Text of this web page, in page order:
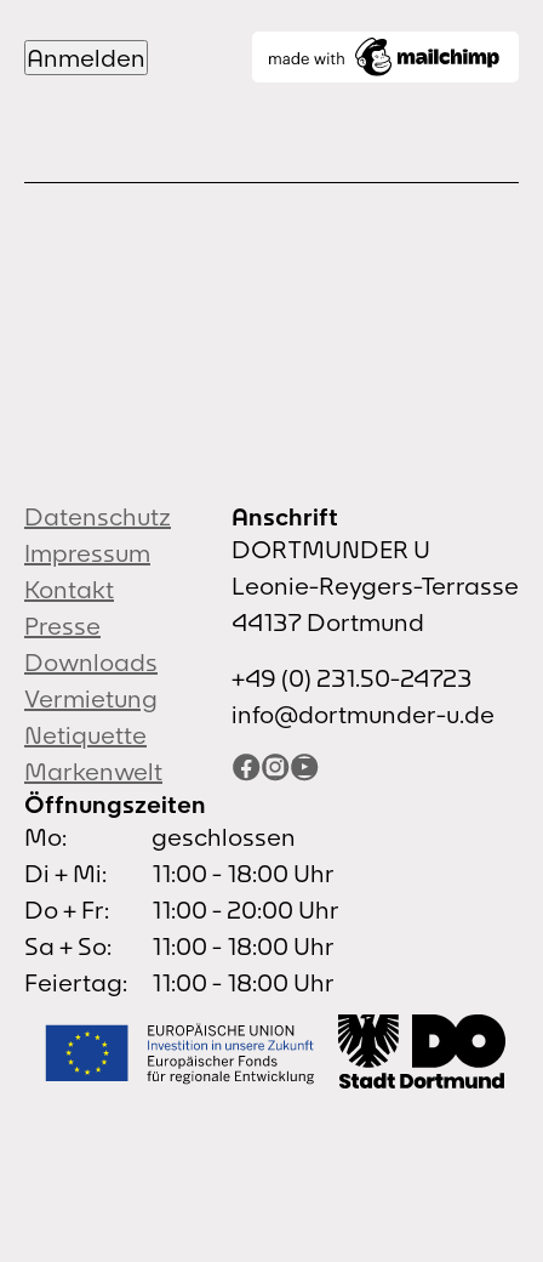
Datenschutz
Impressum
Kontakt
Presse
Downloads
Vermietung
Netiquette
Markenwelt
Anschrift
DORTMUNDER U
Leonie-Reygers-Terrasse
44137 Dortmund
+49 (0) 231.50-24723
info@dortmunder-u.de
Facebook
Instagram
YouTube
Öffnungszeiten
Mo:
geschlossen
Di + Mi:
11:00 - 18:00 Uhr
Do + Fr:
11:00 - 20:00 Uhr
Sa + So:
11:00 - 18:00 Uhr
Feiertag:
11:00 - 18:00 Uhr